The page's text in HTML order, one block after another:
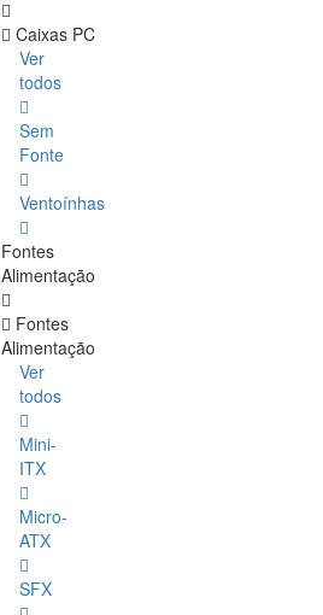
Caixas PC
Ver
todos
Sem
Fonte
Ventoínhas
Fontes
Alimentação
Fontes
Alimentação
Ver
todos
Mini-
ITX
Micro-
ATX
SFX